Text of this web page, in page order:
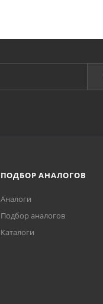
ПОДБОР АНАЛОГОВ
Аналоги
Подбор аналогов
Каталоги